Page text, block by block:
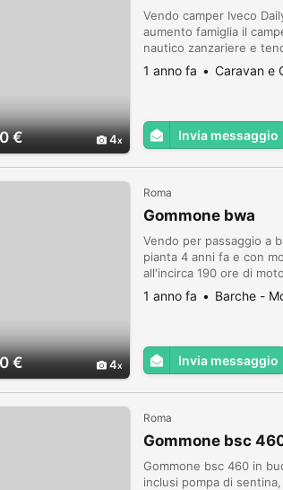
€ 4
Vendo camper Iveco
aumento famiglia il
nautico zanzariere e
televisore 12 v e 220w
1 anno fa Caravan e
Invia messaggio
€ 4
Roma
Gommone bwa
Vendo per passaggio a
pianta 4 anni fa e con
all'incirca 190 ore di
38mm e copertura
1 anno fa Barche -
Invia messaggio
Roma
Gommone bsc
Gommone bsc 460 in
inclusi pompa di